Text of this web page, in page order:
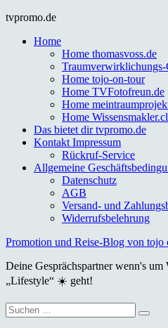
Skip
content
tvpromo.de
Home
Home thomasvoss.de
Home tojo-on-tour
Home TVFotofreun.de
Home
Home
Das bietet dir tvpromo.de
Kontakt Impressum
Rückruf-Service
Allgemeine
Datenschutz
AGB
Versand- und
Widerrufsbelehrung
Promotion und Reise-Blog von tojo
Deine Gesprächspartner wenn's
„Lifestyle“ ☀️ geht!
Suche
nach: